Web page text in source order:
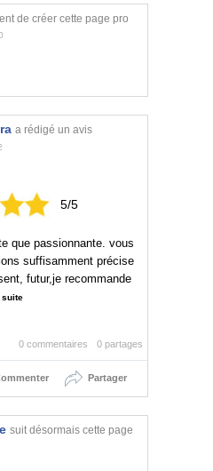
de créer cette page pro
a rédigé un avis
5/5
que passionnante. vous
suffisamment précise
futur,je recommande
suite
0 partages
0 commentaires
Partager
suit désormais cette page